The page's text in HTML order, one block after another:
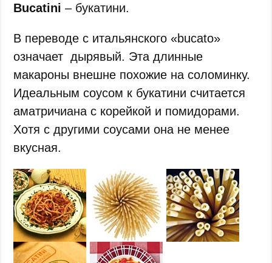
Bucatini – букатини.
В переводе с итальянского «bucato»
означает дырявый. Эта длинные
макароны внешне похожие на соломинку.
Идеальным соусом к букатини считается
аматричиана с корейкой и помидорами.
Хотя с другими соусами она не менее
вкусная.